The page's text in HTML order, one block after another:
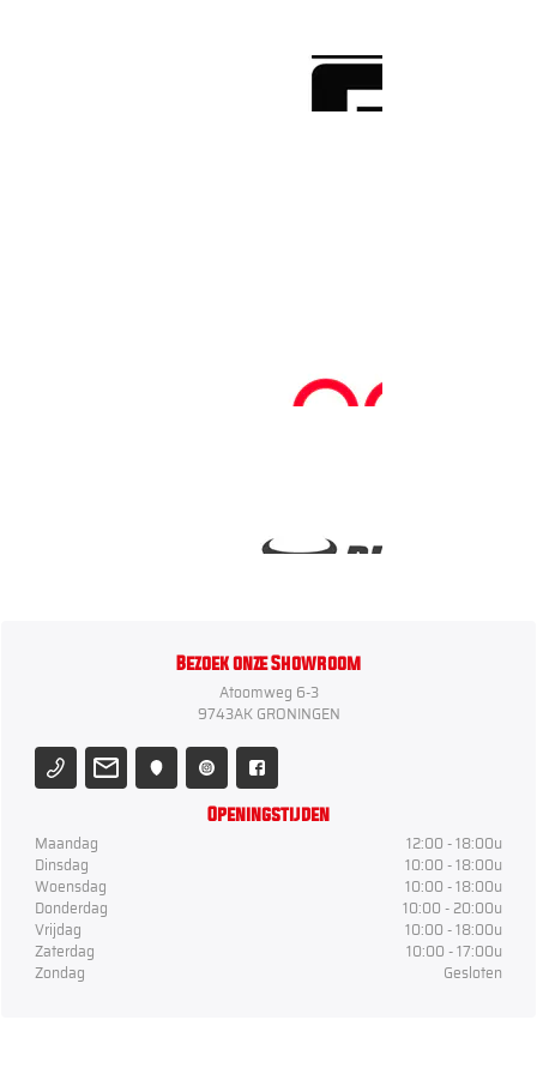
Bezoek onze Showroom
Atoomweg 6-3
9743AK GRONINGEN
Openingstijden
Maandag
12:00 - 18:00u
Dinsdag
10:00 - 18:00u
Woensdag
10:00 - 18:00u
Donderdag
10:00 - 20:00u
Vrijdag
10:00 - 18:00u
Zaterdag
10:00 - 17:00u
Zondag
Gesloten